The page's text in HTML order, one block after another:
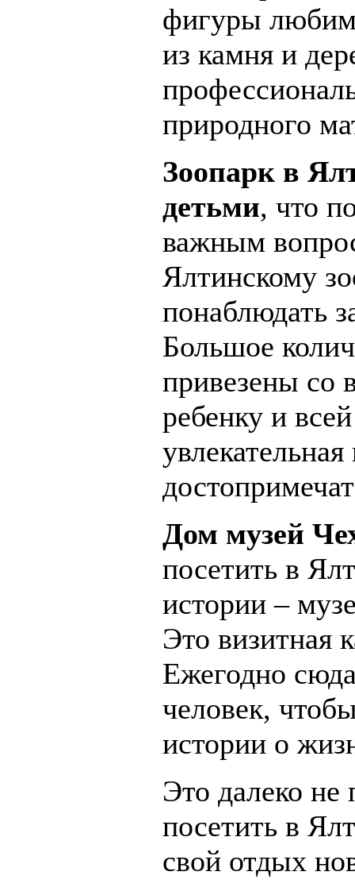
фигуры
из камня и
природного
Зоопарк в
детьми, что
важным
Ялтинскому
понаблюдать
Большое
привезены со
ребенку и
Дом музей
посетить в
истории –
Это визитная
Ежегодно
человек,
истории о
Это далеко не
посетить в
свой отдых